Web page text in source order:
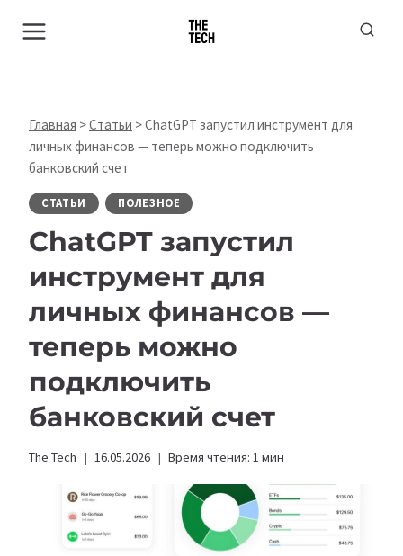
Главная >Статьи >ChatGPT запустил инструмент для
личных финансов — теперь можно подключить
банковский счет
СТАТЬИ ПОЛЕЗНОЕ
ChatGPT запустил
инструмент для
личных финансов —
теперь можно
подключить
банковский счет
The Tech 16.05.2026 Время чтения: 1 мин